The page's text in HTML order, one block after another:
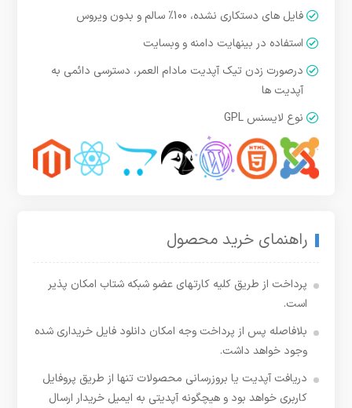
فایل های دستکاری نشده، 100% سالم و بدون ویروس
استفاده در بینهایت دامنه و وبسایت
درصورت زدن تیک آپدیت مادام العمر، دسترسی دائمی به
آپدیت ها
نوع لایسنس GPL
راهنمای خرید محصول
پرداخت از طریق کلیه کارتهای عضو شبکه شتاب امکان پذیر
است.
بلافاصله پس از پرداخت وجه امکان دانلود فایل خریداری شده
وجود خواهد داشت.
دریافت آپدیت یا بروزرسانی محصولات تنها از طریق پروفایل
کاربری خواهد بود و هیچگونه آپدیتی به ایمیل خریدار ارسال